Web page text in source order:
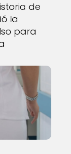
de
la
para